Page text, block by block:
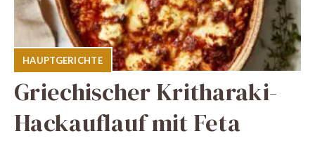
HAUPTGERICHTE
Griechischer Kritharaki-
Hackauflauf mit Feta